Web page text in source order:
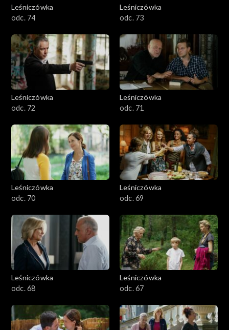
Leśniczówka
odc. 74
Leśniczówka
odc. 73
Leśniczówka
odc. 72
Leśniczówka
odc. 71
Leśniczówka
odc. 70
Leśniczówka
odc. 69
Leśniczówka
odc. 68
Leśniczówka
odc. 67